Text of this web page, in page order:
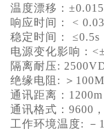
温度漂移：
响应时间： <
稳定时间： ≤0.5s
电源变化影响：
隔离耐压:
绝缘电阻: ＞
通讯距离：1200m
通讯格式：9600
工作环境温度: －